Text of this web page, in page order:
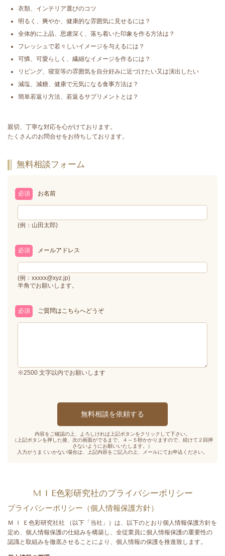
衣類、インテリア選びのコツ
明るく、爽やか、健康的な雰囲気に見せるには？
全体的に上品、思慮深く、落ち着いた印象を作る方法は？
フレッシュで若々しいイメージを与えるには？
可憐、可愛らしく、繊細なイメージを作るには？
リビング、寝室等の雰囲気を自分好みに近づけたい又は演出したい
減塩、減糖、健康で元気になる食事方法は？
簡単若返り方法、若返るサプリメントとは？
親切、丁寧な対応を心がけております。
たくさんのお問合せをお待ちしております。
無料相談フォーム
お名前
必須
(例：山田太郎)
メールアドレス
必須
(例：xxxxx@xyz.jp)
半角でお願いします。
ご質問はこちらへどうぞ
必須
※2500 文字以内でお願いします
内容をご確認の上、よろしければ上記ボタンをクリックして下さい。
（上記ボタンを押した後、次の画面がでるまで、４～５秒かかりますので、続けて２回押
さないようにお願いいたします。）
入力がうまくいかない場合は、上記内容をご記入の上、メールにてお申込ください。
M I E色彩研究社のプライバシーポリシー
プライバシーポリシー（個人情報保護方針）
Ｍ Ｉ Ｅ色彩研究社社 （以下「当社」）は、以下のとおり個人情報保護方針を
定め、個人情報保護の仕組みを構築し、全従業員に個人情報保護の重要性の
認識と取組みを徹底させることにより、個人情報の保護を推進致します。